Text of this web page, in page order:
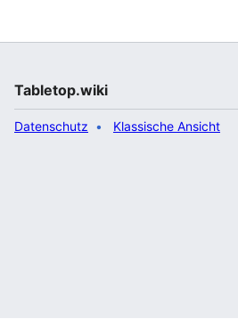
Tabletop.wiki
Datenschutz Klassische Ansicht